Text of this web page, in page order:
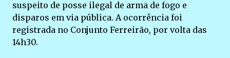
suspeito de posse ilegal de arma de fogo e
disparos em via pública. A ocorrência foi
registrada no Conjunto Ferreirão, por volta das
14h30.